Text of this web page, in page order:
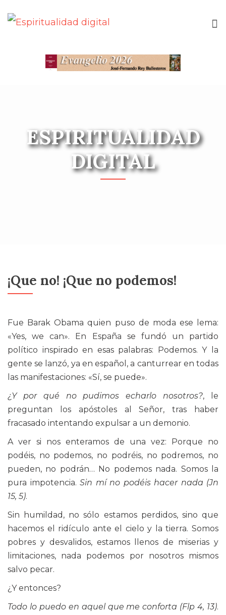
ESPIRITUALIDAD
DIGITAL
¡Que no! ¡Que no podemos!
Fue Barak Obama quien puso de moda ese lema:
«Yes, we can». En España se fundó un partido
político inspirado en esas palabras: Podemos. Y la
gente se lanzó, ya en español, a canturrear en todas
las manifestaciones: «Sí, se puede».
¿Y por qué no pudimos echarlo nosotros?, le
preguntan los apóstoles al Señor, tras haber
fracasado intentando expulsar a un demonio.
A ver si nos enteramos de una vez: Porque no
podéis, no podemos, no podréis, no podremos, no
pueden, no podrán… No podemos nada. Somos la
pura impotencia. Sin mí no podéis hacer nada (Jn
15, 5).
Sin humildad, no sólo estamos perdidos, sino que
hacemos el ridículo ante el cielo y la tierra. Somos
pobres y desvalidos, estamos llenos de miserias y
limitaciones, nada podemos por nosotros mismos
salvo pecar.
¿Y entonces?
Todo lo puedo en aquel que me conforta (Flp 4, 13).